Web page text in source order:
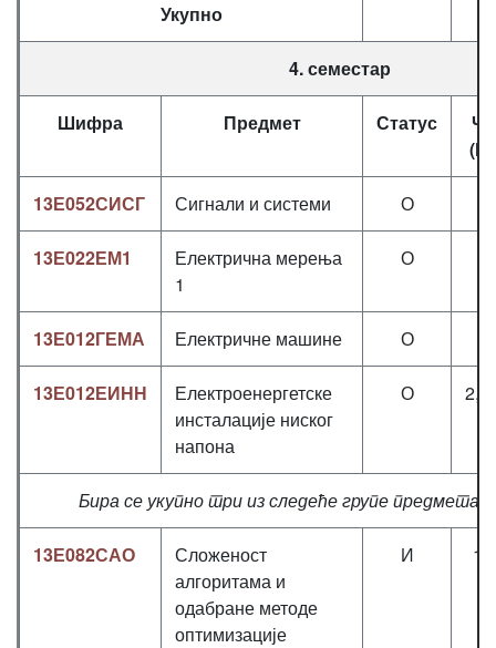
Укупно
4. семестар
Шифра Предмет Статус
13Е052СИСГ Сигнали и системи О
13Е022ЕМ1
Електрична мерења
1
О
13Е012ГЕМА Електричне машине О
13Е012ЕИНН
Електроенергетске
инсталације ниског
напона
О
Бира се укупно три из следеће групе предмета
13Е082САО
Сложеност
алгоритама и
одабране методе
оптимизације
И